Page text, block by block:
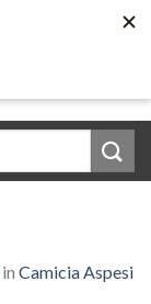
in Camicia Aspesi